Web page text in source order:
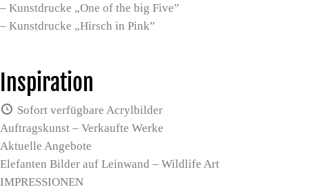
– Kunstdrucke „One of the big Five”
– Kunstdrucke „Hirsch in Pink”
Inspiration
Sofort verfügbare Acrylbilder
Auftragskunst – Verkaufte Werke
Aktuelle Angebote
Elefanten Bilder auf Leinwand – Wildlife Art
IMPRESSIONEN